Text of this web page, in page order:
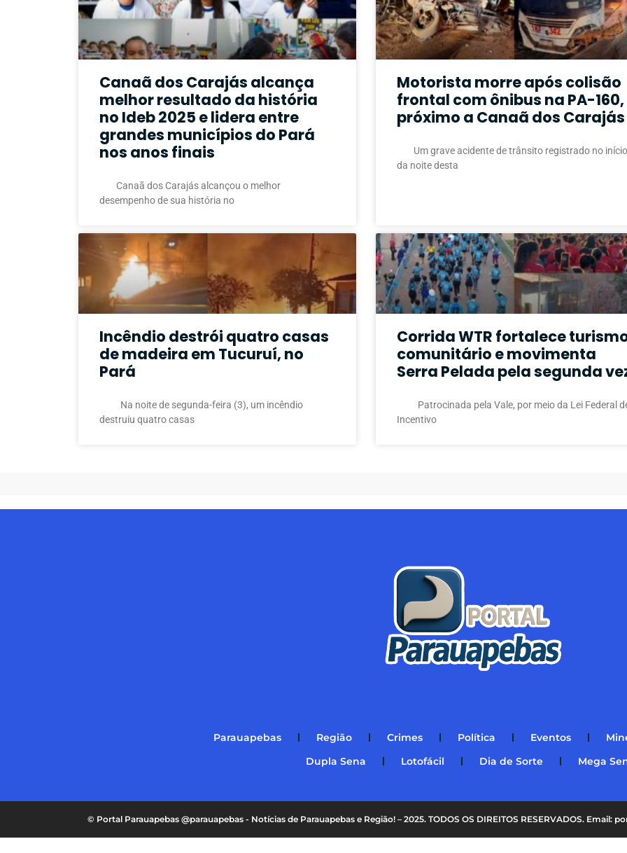
Canaã dos Carajás alcança
melhor resultado da história
no Ideb 2025 e lidera entre
grandes municípios do Pará
nos anos finais
Canaã dos Carajás alcançou o melhor
desempenho de sua história no
Motorista morre após colisão
frontal com ônibus na PA-160,
próximo a Canaã dos Carajás
Um grave acidente de trânsito registrado no
da noite desta
Incêndio destrói quatro casas
de madeira em Tucuruí, no
Pará
Na noite de segunda-feira (3), um incêndio
destruiu quatro casas
Corrida WTR fortalece
comunitário e movimenta
Serra Pelada pela segunda
Patrocinada pela Vale, por meio da Lei Federal
Incentivo
Parauapebas Região Crimes Política Eventos
Dupla Sena
Lotofácil Dia de Sorte Mega
© Portal Parauapebas @parauapebas - Notícias de Parauapebas e Região! – 2025. TODOS OS DIREITOS RESERVADOS.